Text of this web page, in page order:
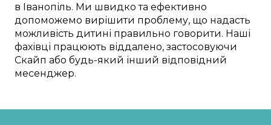
в Іванопіль. Ми швидко та ефективно
допоможемо вирішити проблему, що надасть
можливість дитині правильно говорити. Наші
фахівці працюють віддалено, застосовуючи
Скайп або будь-який інший відповідний
месенджер.